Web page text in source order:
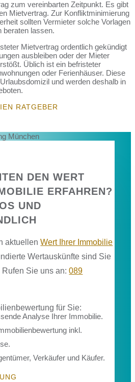
zum vereinbarten Zeitpunkt. Es gibt
Mietvertrag. Zur Konfliktminimierung
sollten Vermieter solche Vorlagen
beraten lassen.
Mietvertrag ordentlich gekündigt
ausbleiben oder der Mieter
Üblich ist ein befristeter
oder Ferienhäuser. Diese
und werden deshalb in
RATGEBER
DEN WERT
ERFAHREN?
UND
aktuellenWert Ihrer Immobilie
Wertauskünfte sind Sie
Rufen Sie uns an:089
für Sie:
Analyse Ihrer Immobilie.
inkl.
Verkäufer und Käufer.